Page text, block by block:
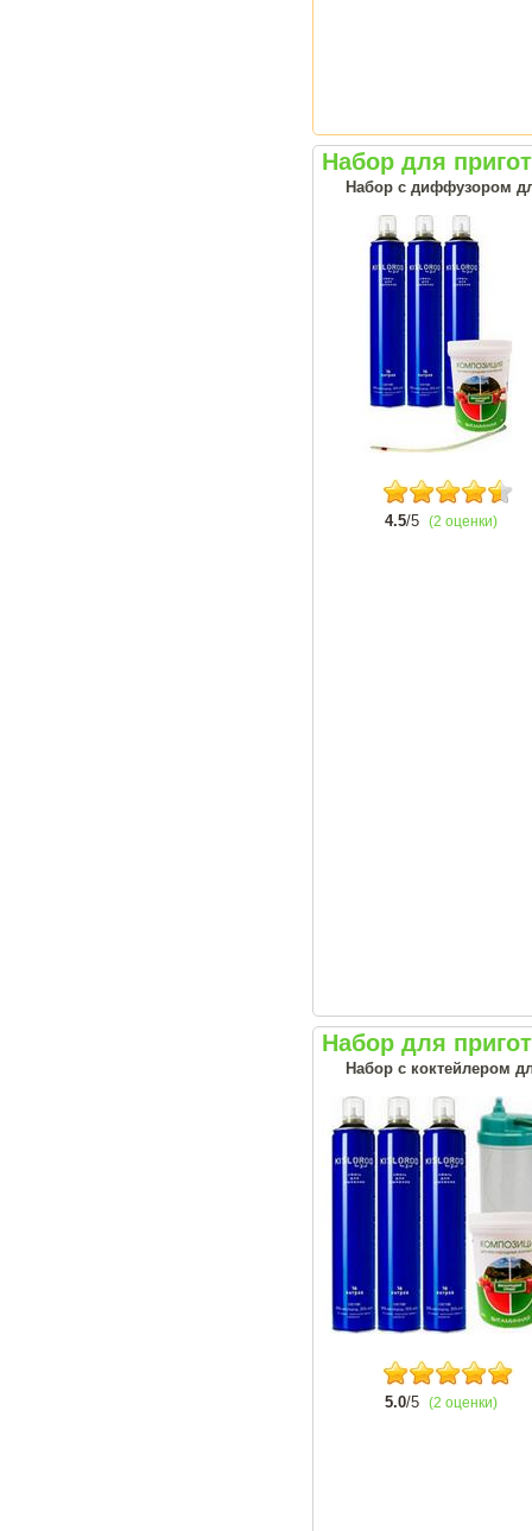
Набор для
Набор с диффузором
4.5/5 (2 оценки)
Набор для
Набор с коктейлером
5.0/5 (2 оценки)